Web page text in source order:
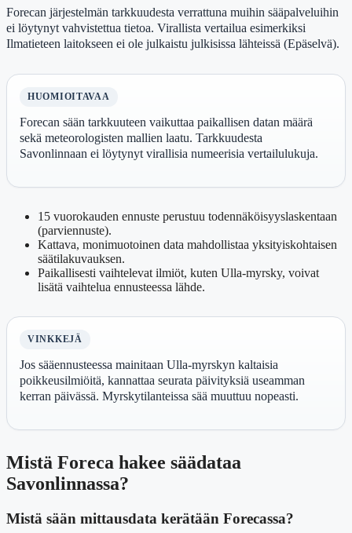
Forecan järjestelmän tarkkuudesta verrattuna muihin sääpalveluihin
ei löytynyt vahvistettua tietoa. Virallista vertailua esimerkiksi
Ilmatieteen laitokseen ei ole julkaistu julkisissa lähteissä (Epäselvä).
HUOMIOITAVAA
Forecan sään tarkkuuteen vaikuttaa paikallisen datan määrä
sekä meteorologisten mallien laatu. Tarkkuudesta
Savonlinnaan ei löytynyt virallisia numeerisia vertailulukuja.
15 vuorokauden ennuste perustuu todennäköisyyslaskentaan
(parviennuste).
Kattava, monimuotoinen data mahdollistaa yksityiskohtaisen
säätilakuvauksen.
Paikallisesti vaihtelevat ilmiöt, kuten Ulla-myrsky, voivat
lisätä vaihtelua ennusteessa lähde.
VINKKEJÄ
Jos sääennusteessa mainitaan Ulla-myrskyn kaltaisia
poikkeusilmiöitä, kannattaa seurata päivityksiä useamman
kerran päivässä. Myrskytilanteissa sää muuttuu nopeasti.
Mistä Foreca hakee säädataa
Savonlinnassa?
Mistä sään mittausdata kerätään Forecassa?